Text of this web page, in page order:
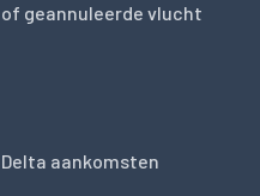
of geannuleerde vlucht
Delta aankomsten